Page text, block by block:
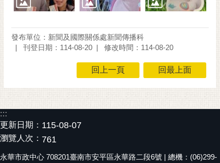
發布單位：新聞及國際關係處新聞傳播科
刊登日期：114-08-20
修改時間：114-08-20
回上一頁 回最上面
:::
更新日期： 115-08-07
瀏覽人次： 761
永華市政中心 708201臺南市安平區永華路二段6號 | 總機：(06)299-